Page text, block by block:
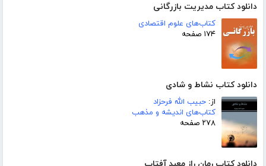
دانلود کتاب مدیریت بازرگانی
کتاب‌های علوم اقتصادی
۱۷۴ صفحه
دانلود کتاب نشاط و شادی
از: حبیب الله فرحزاد
کتاب‌های اندیشه و مذهب
۲۷۸ صفحه